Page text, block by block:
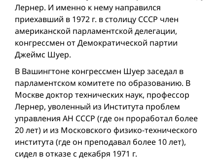
Лернер. И именно к нему направился
приехавший в 1972 г. в столицу СССР член
американской парламентской делегации,
конгрессмен от Демократической партии
Джеймс Шуер.
В Вашингтоне конгрессмен Шуер заседал в
парламентском комитете по образованию. В
Москве доктор технических наук, профессор
Лернер, уволенный из Института проблем
управления АН СССР (где он проработал более
20 лет) и из Московского физико-технического
института (где он преподавал более 10 лет),
сидел в отказе с декабря 1971 г.